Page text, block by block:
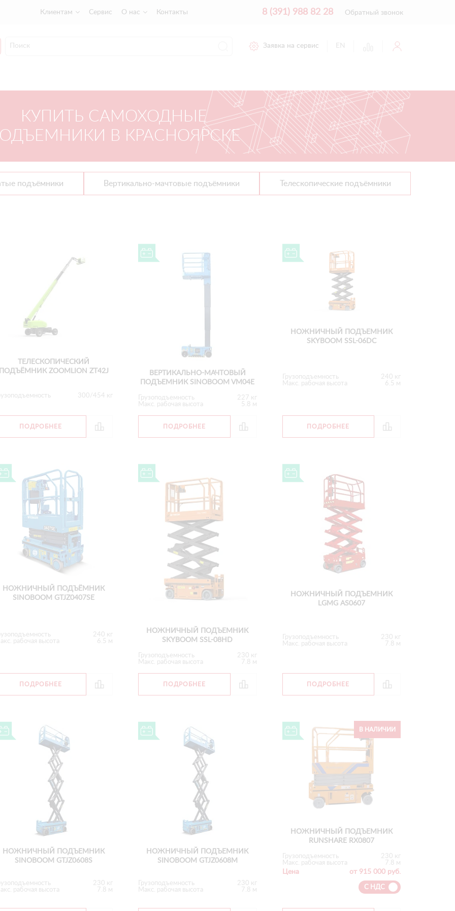
Клиентам Сервис О нас Контакты 8 (391) 988 82 28 Обратный звонок
Заявка на сервис EN
КУПИТЬ САМОХОДНЫЕ
В КРАСНОЯРСКЕ
подъёмники Вертикально-мачтовые подъёмники Телескопические подъёмники
ТЕЛЕСКОПИЧЕСКИЙ
ZOOMLION ZT42J
300/454 кг
ПОДРОБНЕЕ
ВЕРТИКАЛЬНО-МАЧТОВЫЙ
ПОДЪЕМНИК SINOBOOM VM04E
Грузоподъемность
227 кг
Макс. рабочая высота
5.8 м
ПОДРОБНЕЕ
НОЖНИЧНЫЙ ПОДЪЕМНИК
SKYBOOM SSL-06DC
Грузоподъемность
240 кг
Макс. рабочая высота
6.5 м
ПОДРОБНЕЕ
НОЖНИЧНЫЙ ПОДЪЁМНИК
SINOBOOM GTJZ0407SE
240 кг
рабочая высота
6.5 м
ПОДРОБНЕЕ
НОЖНИЧНЫЙ ПОДЪЕМНИК
SKYBOOM SSL-08HD
Грузоподъемность
230 кг
Макс. рабочая высота
7.8 м
ПОДРОБНЕЕ
НОЖНИЧНЫЙ ПОДЪЕМНИК
LGMG AS0607
Грузоподъемность
230 кг
Макс. рабочая высота
7.8 м
ПОДРОБНЕЕ
НОЖНИЧНЫЙ ПОДЪЕМНИК
SINOBOOM GTJZ0608S
230 кг
рабочая высота
7.8 м
НОЖНИЧНЫЙ ПОДЪЕМНИК
SINOBOOM GTJZ0608M
Грузоподъемность
230 кг
Макс. рабочая высота
7.8 м
В НАЛИЧИИ
НОЖНИЧНЫЙ ПОДЪЕМНИК
RUNSHARE RX0807
Грузоподъемность
230 кг
Макс. рабочая высота
7.8 м
Цена от 915 000 руб.
С НДС